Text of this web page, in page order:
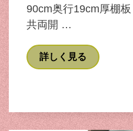
90cm奥行19cm厚棚
共両開 …
詳しく見る